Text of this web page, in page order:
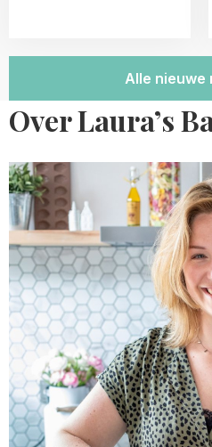
Alle nieuwe
Over Laura’s